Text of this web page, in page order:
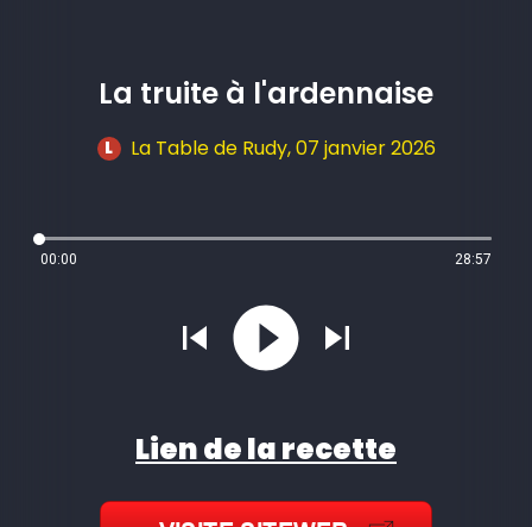
La truite à l'ardennaise
L La Table de Rudy, 07 janvier 2026
00:00 28:57
Lien de la recette